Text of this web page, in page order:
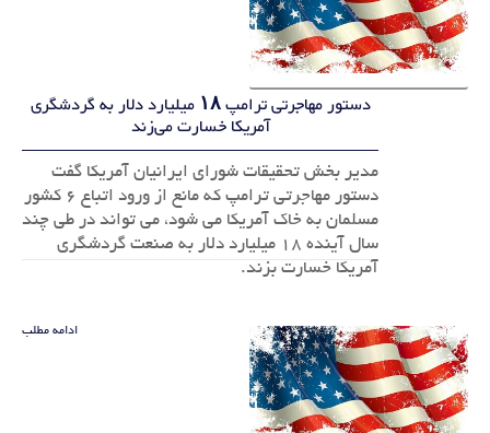
دستور مهاجرتی ترامپ ۱۸ میلیارد دلار به گردشگری
آمریکا خسارت می‌زند
مدیر بخش تحقیقات شورای ایرانیان آمریکا گفت
دستور مهاجرتی ترامپ که مانع از ورود اتباع ۶ کشور
مسلمان به خاک آمریکا می شود، می تواند در طی چند
سال آینده ۱۸ میلیارد دلار به صنعت گردشگری
آمریکا خسارت بزند.
ادامه مطلب